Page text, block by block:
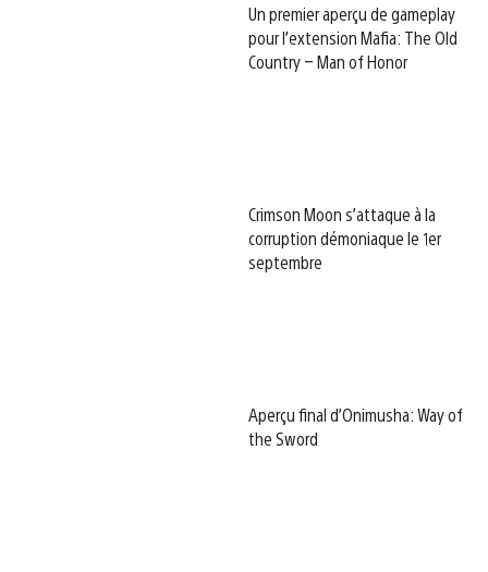
Un premier aperçu de gameplay
pour l’extension Mafia: The Old
Country – Man of Honor
Crimson Moon s’attaque à la
corruption démoniaque le 1er
septembre
Aperçu final d’Onimusha: Way of
the Sword